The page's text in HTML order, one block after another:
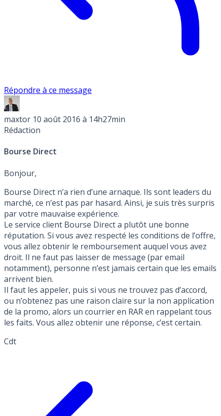
Répondre à ce message
maxtor 10 août 2016 à 14h27min
Rédaction
Bourse Direct
Bonjour,
Bourse Direct n’a rien d’une arnaque. Ils sont leaders du
marché, ce n’est pas par hasard. Ainsi, je suis très surpris
par votre mauvaise expérience.
Le service client Bourse Direct a plutôt une bonne
réputation. Si vous avez respecté les conditions de l’offre,
vous allez obtenir le remboursement auquel vous avez
droit. Il ne faut pas laisser de message (par email
notamment), personne n’est jamais certain que les emails
arrivent bien.
Il faut les appeler, puis si vous ne trouvez pas d’accord,
ou n’obtenez pas une raison claire sur la non application
de la promo, alors un courrier en RAR en rappelant tous
les faits. Vous allez obtenir une réponse, c’est certain.
Cdt